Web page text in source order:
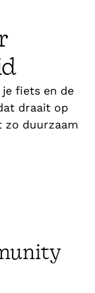
fiets en de
draait op
zo duurzaam